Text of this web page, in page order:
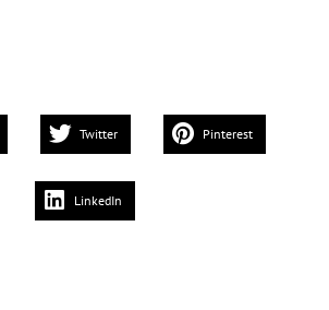
Twitter Pinterest
LinkedIn